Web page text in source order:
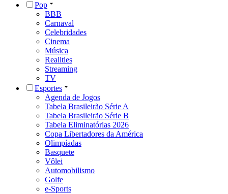
Pop
BBB
Carnaval
Celebridades
Cinema
Música
Realities
Streaming
TV
Esportes
Agenda de Jogos
Tabela Brasileirão Série A
Tabela Brasileirão Série B
Tabela Eliminatórias 2026
Copa Libertadores da América
Olimpíadas
Basquete
Vôlei
Automobilismo
Golfe
e-Sports